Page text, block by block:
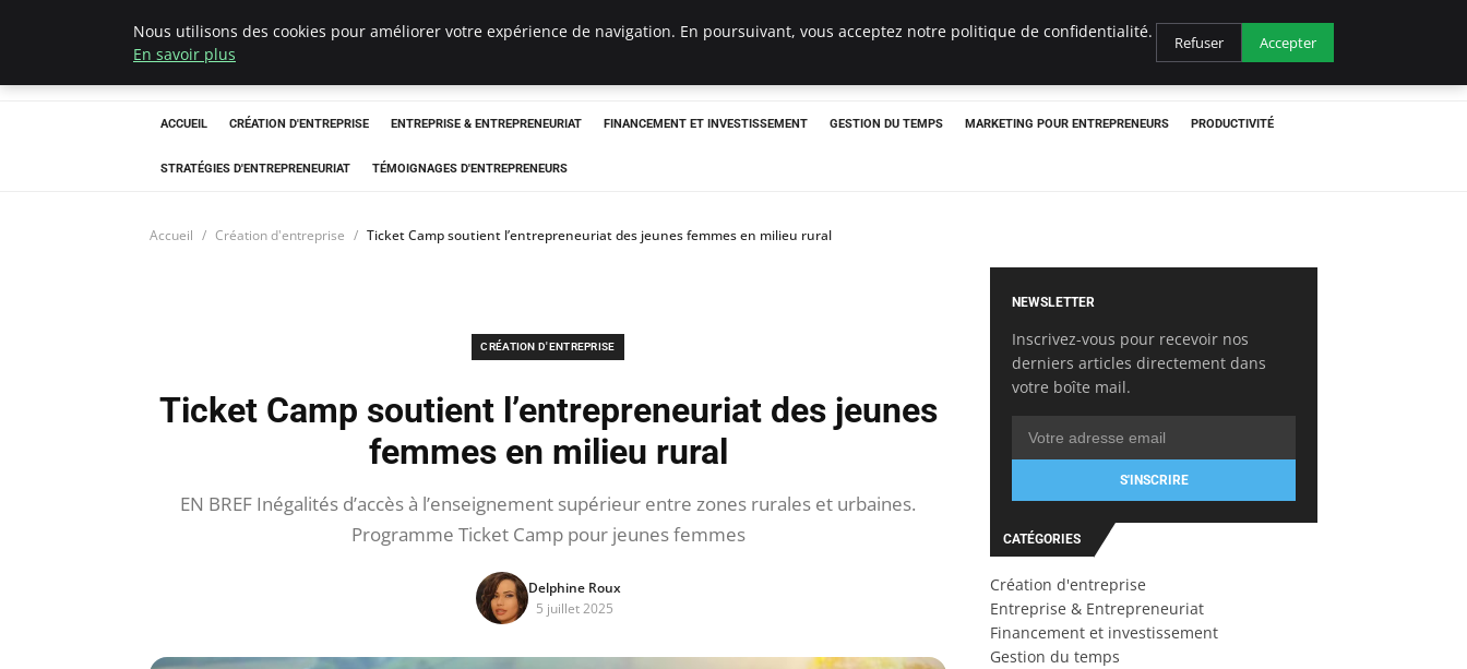
LECFCM
ACCUEIL CRÉATION D'ENTREPRISE ENTREPRISE & ENTREPRENEURIAT FINANCEMENT ET INVESTISSEMENT GESTION DU TEMPS MARKETING POUR ENTREPRENEURS PRODUCTIVITÉ
STRATÉGIES D'ENTREPRENEURIAT TÉMOIGNAGES D'ENTREPRENEURS
Accueil Création d'entreprise Ticket Camp soutient l’entrepreneuriat des jeunes femmes en milieu rural
CRÉATION D'ENTREPRISE
Ticket Camp soutient l’entrepreneuriat des jeunes
femmes en milieu rural
EN BREF Inégalités d’accès à l’enseignement supérieur entre zones rurales et urbaines.
Programme Ticket Camp pour jeunes femmes
Delphine Roux
5 juillet 2025
NEWSLETTER
Inscrivez-vous pour recevoir nos
derniers articles directement dans
votre boîte mail.
S'INSCRIRE
CATÉGORIES
Création d'entreprise
Entreprise & Entrepreneuriat
Financement et investissement
Gestion du temps
Nous utilisons des cookies pour améliorer votre expérience de navigation. En poursuivant, vous acceptez notre politique de confidentialité.
En savoir plus
Refuser Accepter